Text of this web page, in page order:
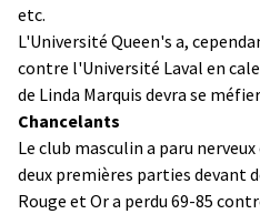
etc.
L'Université Queen's a,
contre l'Université Laval en
de Linda Marquis devra se
Chancelants
Le club masculin a paru
deux premières parties devant
Rouge et Or a perdu 69-85